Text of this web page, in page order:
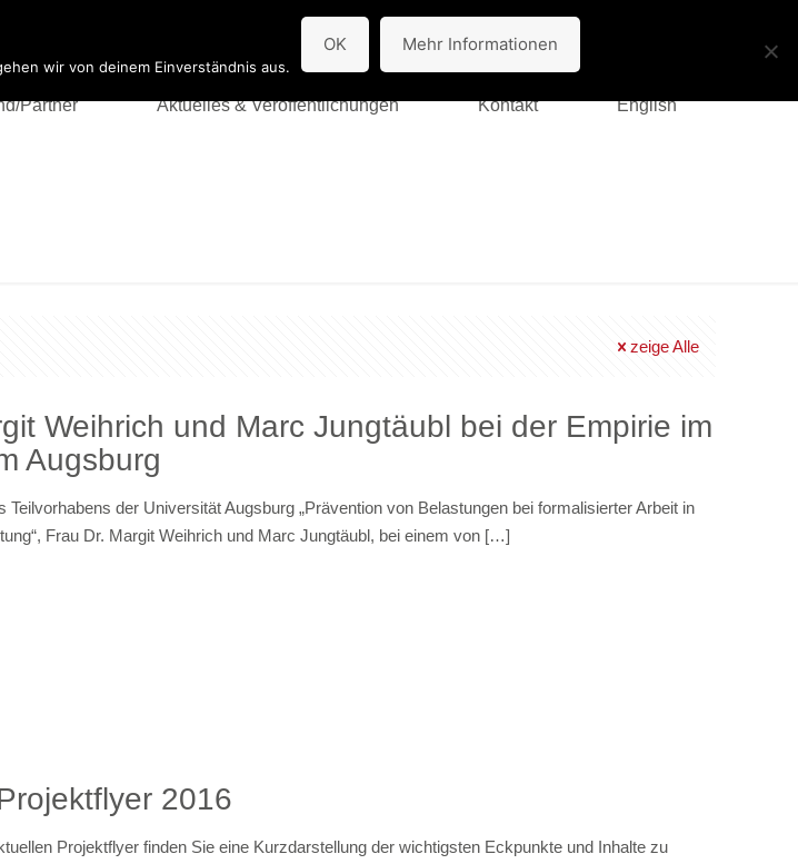
/var/www/vhosts/arbeit-form-zukunft.de/httpdocs/wp-includes/functions.wp-styles.php
Partner Aktuelles & Veröffentlichungen Kontakt English
zeige Alle
Weihrich und Marc Jungtäubl bei der Empirie im
Augsburg
Teilvorhabens der Universität Augsburg „Prävention von Belastungen bei formalisierter Arbeit in
Frau Dr. Margit Weihrich und Marc Jungtäubl, bei einem von[…]
2016
Projektflyer finden Sie eine Kurzdarstellung der wichtigsten Eckpunkte und Inhalte zu
wir von deinem Einverständnis aus.
OK Mehr Informationen